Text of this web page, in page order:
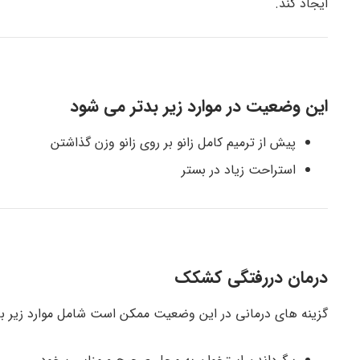
این وضعیت در موارد زیر بدتر می شود
پیش از ترمیم کامل زانو بر روی زانو وزن گذاشتن
استراحت زیاد در بستر
درمان دررفتگی کشکک
گزینه های درمانی در این وضعیت ممکن است شامل موارد زیر